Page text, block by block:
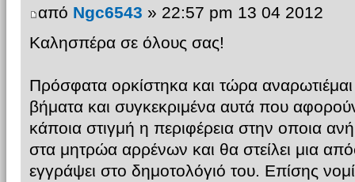
από Ngc6543 » 22:57 pm 13 04 2012
Καλησπέρα σε όλους σας!
Πρόσφατα ορκίστηκα και τώρα αναρωτιέμαι
βήματα και συγκεκριμένα αυτά που
κάποια στιγμή η περιφέρεια στην οποια
στα μητρώα αρρένων και θα στείλει μια
εγγράψει στο δημοτολόγιό του. Επίσης